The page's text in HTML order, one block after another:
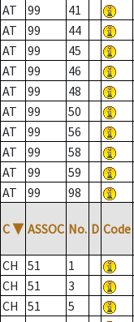
AT
99 41
AT
99 44
AT
99 45
AT
99 46
AT
99 48
AT
99 50
AT
99 56
AT
99 58
AT
99 59
AT
99 98
C ▼ ASSOC No. D Code
CH 51 1
CH
51 3
CH
51 5